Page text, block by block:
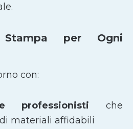
per Ogni
con:
professionisti che
materiali affidabili